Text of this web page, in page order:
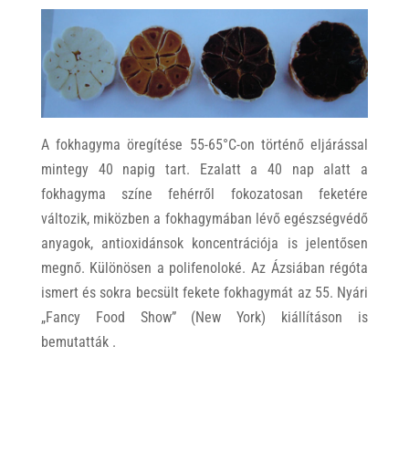
A fokhagyma öregítése 55-65°C-on történő eljárással
mintegy 40 napig tart. Ezalatt a 40 nap alatt a
fokhagyma színe fehérről fokozatosan feketére
változik, miközben a fokhagymában lévő egészségvédő
anyagok, antioxidánsok koncentrációja is jelentősen
megnő. Különösen a polifenoloké. Az Ázsiában régóta
ismert és sokra becsült fekete fokhagymát az 55. Nyári
„Fancy Food Show” (New York) kiállításon is
bemutatták .